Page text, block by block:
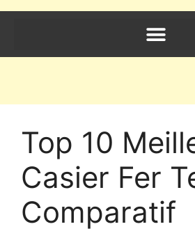
Top 10
Casier Fer
Comparatif